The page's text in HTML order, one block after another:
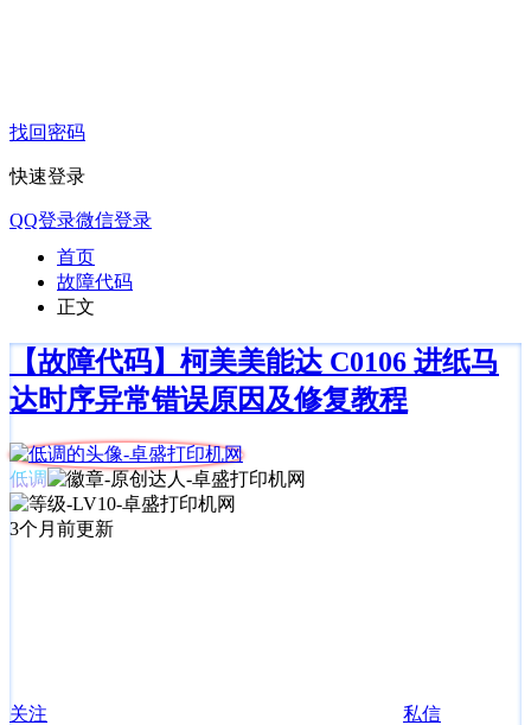
找回密码
快速登录
QQ登录微信登录
首页
故障代码
正文
【故障代码】柯美美能达 C0106 进纸马
达时序异常错误原因及修复教程
低调
3个月前更新
关注 私信